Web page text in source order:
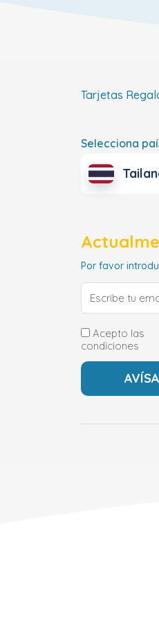
Tarjetas
Selecciona
Por favor
Acepto las
condiciones